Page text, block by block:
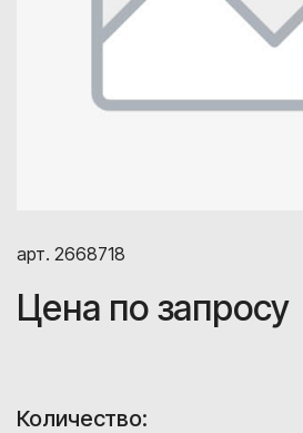
арт. 2668718
Цена по запросу
Количество: